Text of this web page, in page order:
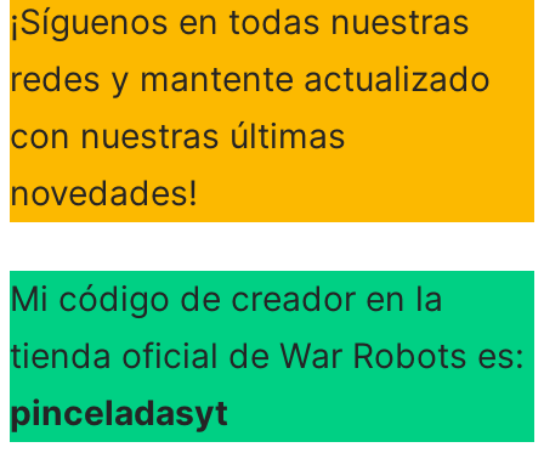
¡Síguenos en todas nuestras
redes y mantente actualizado
con nuestras últimas
novedades!
Mi código de creador en la
tienda oficial de War Robots es:
pinceladasyt